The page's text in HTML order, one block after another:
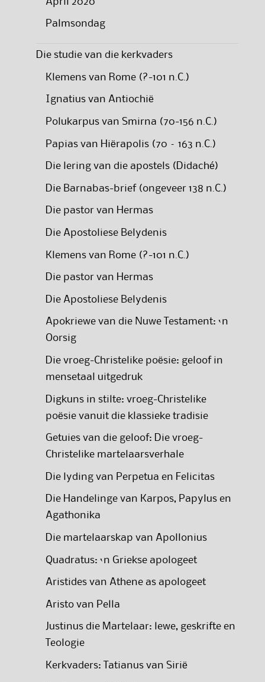
Palmsondag
Die studie van die kerkvaders
Klemens van Rome (?-101 n.C.)
Ignatius van Antiochië
Polukarpus van Smirna (70-156 n.C.)
Papias van Hiërapolis (70 – 163 n.C.)
Die lering van die apostels (Didaché)
Die Barnabas-brief (ongeveer 138 n.C.)
Die pastor van Hermas
Die Apostoliese Belydenis
Klemens van Rome (?-101 n.C.)
Die pastor van Hermas
Die Apostoliese Belydenis
Apokriewe van die Nuwe Testament: ‘n
Oorsig
Die vroeg-Christelike poësie: geloof in
mensetaal uitgedruk
Digkuns in stilte: vroeg-Christelike
poësie vanuit die klassieke tradisie
Getuies van die geloof: Die vroeg-
Christelike martelaarsverhale
Die lyding van Perpetua en Felicitas
Die Handelinge van Karpos, Papylus en
Agathonika
Die martelaarskap van Apollonius
Quadratus: ‘n Griekse apologeet
Aristides van Athene as apologeet
Aristo van Pella
Justinus die Martelaar: lewe, geskrifte en
Teologie
Kerkvaders: Tatianus van Sirië